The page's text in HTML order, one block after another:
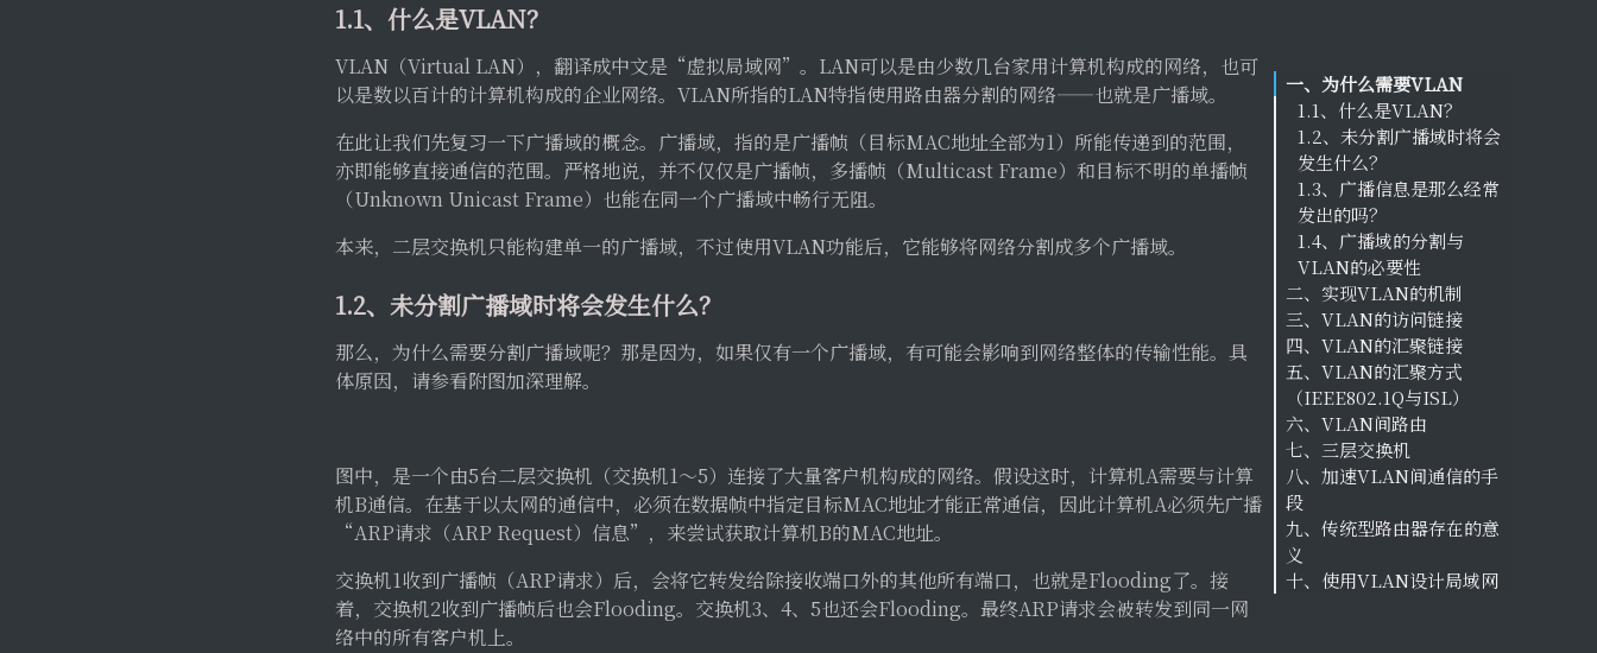
1.1、什么是VLAN？
VLAN（Virtual LAN），翻译成中文是“虚拟局域网”。LAN可以是由少数几台家用计算机构成的网络，也可
以是数以百计的计算机构成的企业网络。VLAN所指的LAN特指使用路由器分割的网络——也就是广播域。
在此让我们先复习一下广播域的概念。广播域，指的是广播帧（目标MAC地址全部为1）所能传递到的范围，
亦即能够直接通信的范围。严格地说，并不仅仅是广播帧，多播帧（Multicast Frame）和目标不明的单播帧
（Unknown Unicast Frame）也能在同一个广播域中畅行无阻。
本来，二层交换机只能构建单一的广播域，不过使用VLAN功能后，它能够将网络分割成多个广播域。
1.2、未分割广播域时将会发生什么？
那么，为什么需要分割广播域呢？那是因为，如果仅有一个广播域，有可能会影响到网络整体的传输性能。具
体原因，请参看附图加深理解。
图中，是一个由5台二层交换机（交换机1～5）连接了大量客户机构成的网络。假设这时，计算机A需要与计算
机B通信。在基于以太网的通信中，必须在数据帧中指定目标MAC地址才能正常通信，因此计算机A必须先广播
“ARP请求（ARP Request）信息”，来尝试获取计算机B的MAC地址。
交换机1收到广播帧（ARP请求）后，会将它转发给除接收端口外的其他所有端口，也就是Flooding了。接
着，交换机2收到广播帧后也会Flooding。交换机3、4、5也还会Flooding。最终ARP请求会被转发到同一网
络中的所有客户机上。
一、为什么需要VLAN
1.1、什么是VLAN？
1.2、未分割广播域时将会
发生什么？
1.3、广播信息是那么经常
发出的吗？
1.4、广播域的分割与
VLAN的必要性
二、实现VLAN的机制
2.1、实现VLAN的机制
2.2、直观地描述VLAN
2.3、需要VLAN间通信时
怎么办？
2.4 端口tagged和
untagged详解
神州数码对命令的定义
三、VLAN的访问链接
3.1、交换机的端口
3.2、访问链接
3.2.1、静态VLAN
3.2.2、动态VLAN
3.2.3、访问链接的总结
四、VLAN的汇聚链接
4.1、设置跨越多台交换机
的VLAN
4.2、何谓汇聚链接？
五、VLAN的汇聚方式
（IEEE802.1Q与ISL）
5.1、汇聚方式
5.2、IEEE802.1Q
5.3、ISL（Inter Switch
Link）
六、VLAN间路由
6.1、VLAN间路由的必要
性
6.2、使用路由器进行
VLAN间路由
6.3、同一VLAN内的通信
时数据的流程
七、三层交换机
7.1、使用路由器进行
VLAN间路由时的问题
7.2、三层交换机（Layer
3 Switch）
7.3、使用三层交换机进行
八、加速VLAN间通信的手
段
8.1、流（Flow）
8.2、加速VLAN间路由的
机制
九、传统型路由器存在的意
义
9.1、路由器的必要性
十、使用VLAN设计局域网